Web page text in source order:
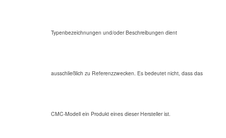
Typenbezeichnungen und/oder Beschreibungen dient
ausschließlich zu Referenzzwecken. Es bedeutet nicht, dass das
CMC-Modell ein Produkt eines dieser Hersteller ist.